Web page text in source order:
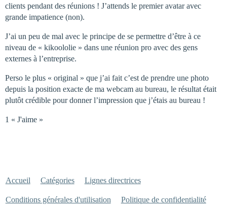
clients pendant des réunions ! J’attends le premier avatar avec
grande impatience (non).
J’ai un peu de mal avec le principe de se permettre d’être à ce
niveau de « kikoololie » dans une réunion pro avec des gens
externes à l’entreprise.
Perso le plus « original » que j’ai fait c’est de prendre une photo
depuis la position exacte de ma webcam au bureau, le résultat était
plutôt crédible pour donner l’impression que j’étais au bureau !
1 « J'aime »
Accueil Catégories Lignes directrices
Conditions générales d'utilisation Politique de confidentialité